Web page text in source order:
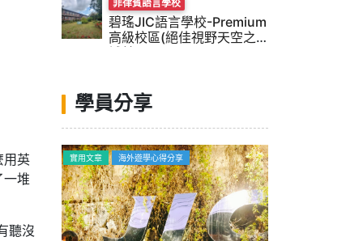
用英
一堆
聽沒
菲律賓語言學校
碧瑤JIC語言學校-Premium
高級校區(絕佳視野天空之
學員分享
海外遊學心得分享